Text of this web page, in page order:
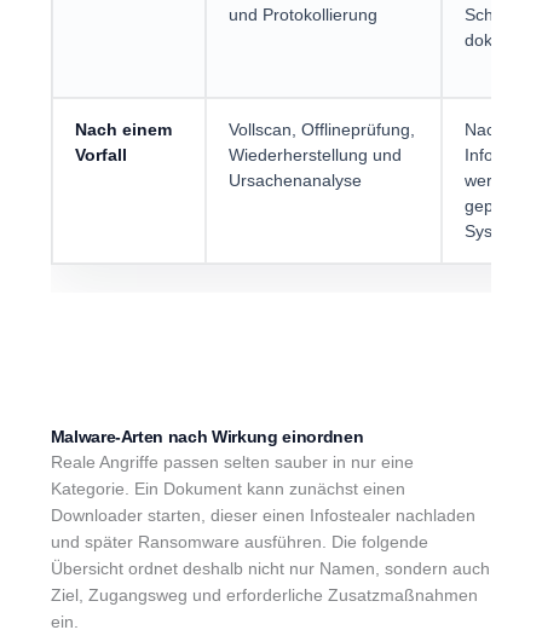
und Protokollierung
Nach einem
Vorfall
Vollscan, Offlineprüfung,
Wiederherstellung und
Ursachenanalyse
Nach
werden
geprüft
System
Malware-Arten nach Wirkung einordnen
Reale Angriffe passen selten sauber in nur eine
Kategorie. Ein Dokument kann zunächst einen
Downloader starten, dieser einen Infostealer nachladen
und später Ransomware ausführen. Die folgende
Übersicht ordnet deshalb nicht nur Namen, sondern auch
Ziel, Zugangsweg und erforderliche Zusatzmaßnahmen
ein.